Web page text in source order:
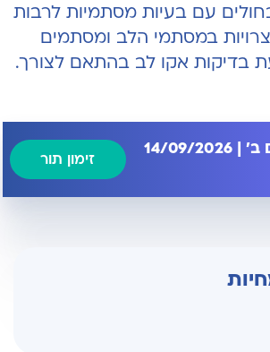
עם בעיות מסתמיות לרבות
במסתמי הלב ומסתמים
בדיקות אקו לב בהתאם לצורך.
2026
זימון תור